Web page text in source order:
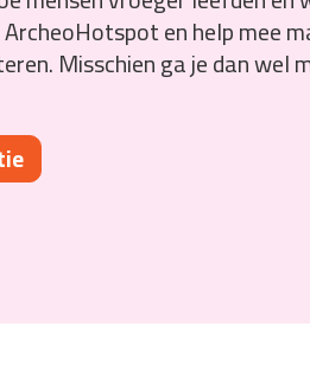
en help mee
Misschien ga je dan wel